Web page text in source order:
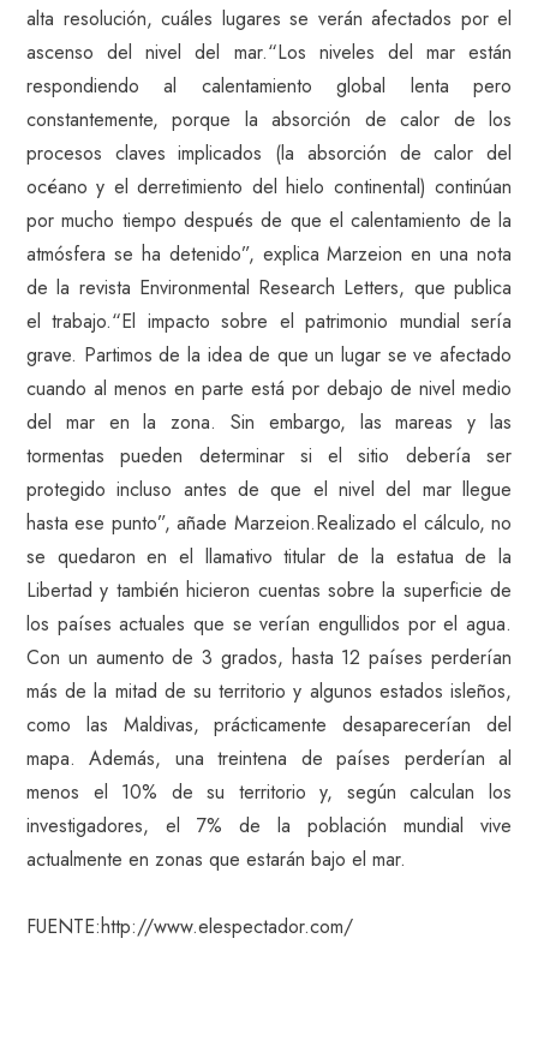
alta resolución, cuáles lugares se verán afectados por el
ascenso del nivel del mar.“Los niveles del mar están
respondiendo al calentamiento global lenta pero
constantemente, porque la absorción de calor de los
procesos claves implicados (la absorción de calor del
océano y el derretimiento del hielo continental) continúan
por mucho tiempo después de que el calentamiento de la
atmósfera se ha detenido”, explica Marzeion en una nota
de la revista Environmental Research Letters, que publica
el trabajo.“El impacto sobre el patrimonio mundial sería
grave. Partimos de la idea de que un lugar se ve afectado
cuando al menos en parte está por debajo de nivel medio
del mar en la zona. Sin embargo, las mareas y las
tormentas pueden determinar si el sitio debería ser
protegido incluso antes de que el nivel del mar llegue
hasta ese punto”, añade Marzeion.Realizado el cálculo, no
se quedaron en el llamativo titular de la estatua de la
Libertad y también hicieron cuentas sobre la superficie de
los países actuales que se verían engullidos por el agua.
Con un aumento de 3 grados, hasta 12 países perderían
más de la mitad de su territorio y algunos estados isleños,
como las Maldivas, prácticamente desaparecerían del
mapa. Además, una treintena de países perderían al
menos el 10% de su territorio y, según calculan los
investigadores, el 7% de la población mundial vive
actualmente en zonas que estarán bajo el mar.
FUENTE:http://www.elespectador.com/